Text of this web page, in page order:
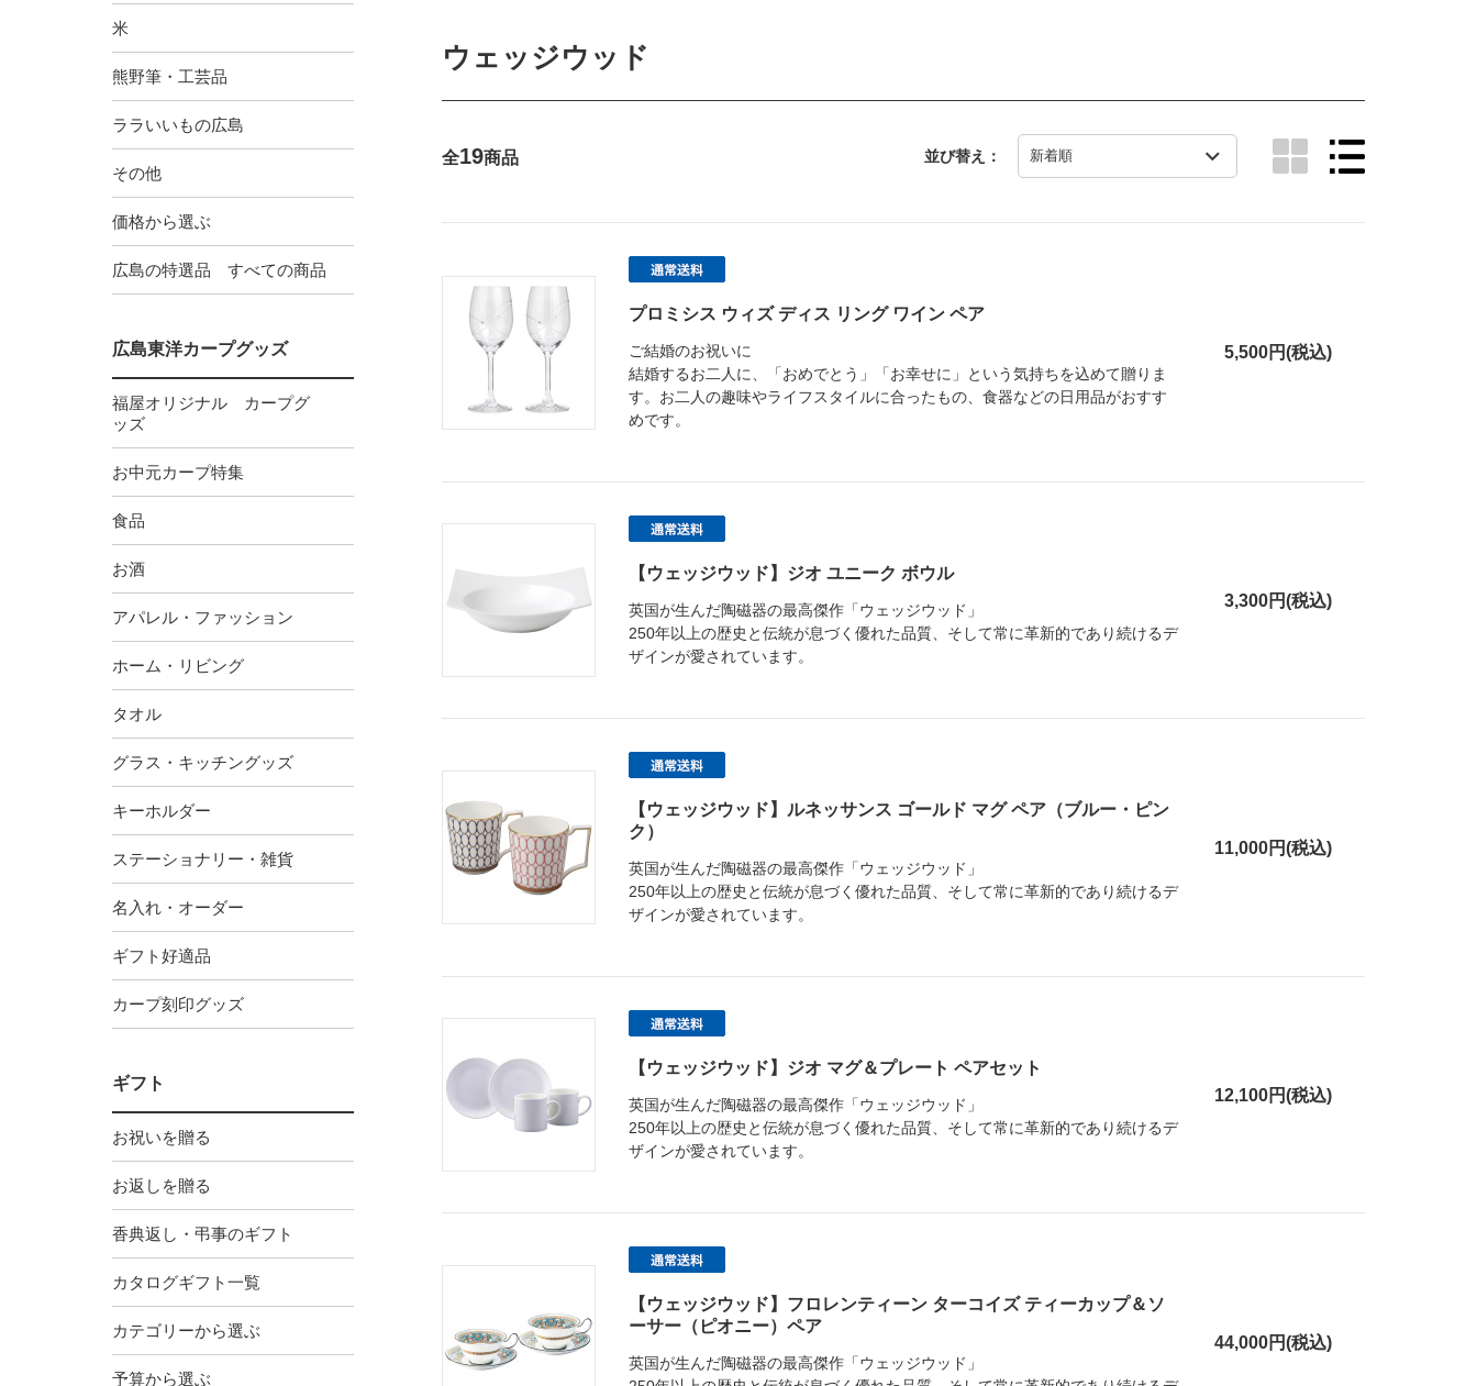
米
熊野筆・工芸品
ララいいもの広島
その他
価格から選ぶ
広島の特選品 すべての商品
広島東洋カープグッズ
福屋オリジナル カープグ
ッズ
お中元カープ特集
食品
お酒
アパレル・ファッション
ホーム・リビング
タオル
グラス・キッチングッズ
キーホルダー
ステーショナリー・雑貨
名入れ・オーダー
ギフト好適品
カープ刻印グッズ
ギフト
お祝いを贈る
お返しを贈る
香典返し・弔事のギフト
カタログギフト一覧
カテゴリーから選ぶ
予算から選ぶ
ウェッジウッド
全19商品 並び替え：
プロミシス ウィズ ディス リング ワイン ペア
ご結婚のお祝いに
結婚するお二人に、「おめでとう」「お幸せに」という気持ちを込めて贈りま
す。お二人の趣味やライフスタイルに合ったもの、食器などの日用品がおすす
めです。
5,500円(税込)
【ウェッジウッド】ジオ ユニーク ボウル
英国が生んだ陶磁器の最高傑作「ウェッジウッド」
250年以上の歴史と伝統が息づく優れた品質、そして常に革新的であり続けるデ
ザインが愛されています。
3,300円(税込)
【ウェッジウッド】ルネッサンス ゴールド マグ ペア（ブルー・ピン
ク）
英国が生んだ陶磁器の最高傑作「ウェッジウッド」
250年以上の歴史と伝統が息づく優れた品質、そして常に革新的であり続けるデ
ザインが愛されています。
11,000円(税込)
【ウェッジウッド】ジオ マグ＆プレート ペアセット
英国が生んだ陶磁器の最高傑作「ウェッジウッド」
250年以上の歴史と伝統が息づく優れた品質、そして常に革新的であり続けるデ
ザインが愛されています。
12,100円(税込)
【ウェッジウッド】フロレンティーン ターコイズ ティーカップ＆ソ
ーサー（ピオニー）ペア
英国が生んだ陶磁器の最高傑作「ウェッジウッド」
44,000円(税込)